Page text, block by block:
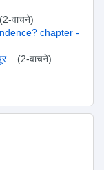
वाचने)
chapter -
...(2-वाचने)